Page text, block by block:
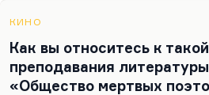
заразительно и так
тоже так могу». Надо уметь
то (например, Демидова,
например, Филатов),
КИНО
Как вы относитесь к
преподавания
«Общество мертвых